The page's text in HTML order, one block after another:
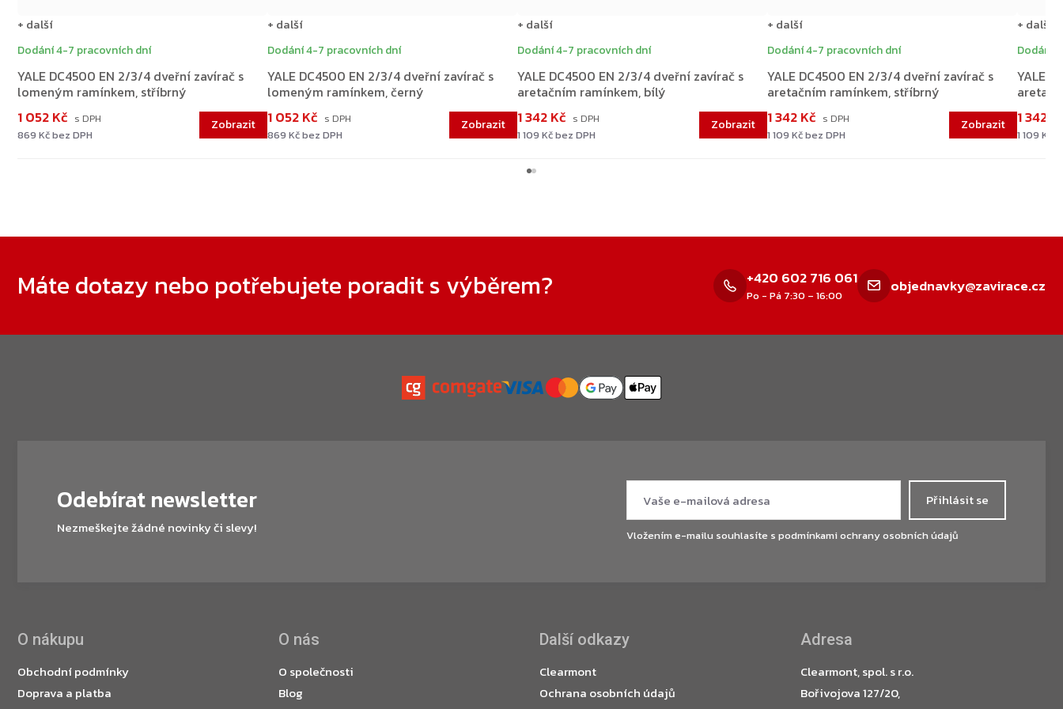
YALE DC4500 EN 2/3/4 dveřní zavírač s
lomeným ramínkem, stříbrný
Dodání 4-7 pracovních dní
869 Kč bez DPH
1 052 Kč
+ další
YALE DC4500 EN 2/3/4 dveřní zavírač s
lomeným ramínkem, černý
Dodání 4-7 pracovních dní
869 Kč bez DPH
1 052 Kč
+ další
YALE DC4500 EN 2/3/4 dveřní zavírač s
aretačním ramínkem, bílý
Dodání 4-7 pracovních dní
1 109 Kč bez DPH
1 342 Kč
+ další
YALE DC4500 EN 2/3/4 dveřní zavírač s
aretačním ramínkem, stříbrný
Dodání 4-7 pracovních dní
1 109 Kč bez DPH
1 342 Kč
+ další
YALE
Dodání
1 109 Kč
1 342
+ další
Máte dotazy nebo potřebujete poradit s výběrem?
+420 602 716 061
Po - Pá 7:30 – 16:00 objednavky@zavirace.cz
Odebírat newsletter
Nezmeškejte žádné novinky či slevy!
Přihlásit se
Vložením e-mailu souhlasíte s podmínkami ochrany osobních údajů
O nákupu
Obchodní podmínky
Doprava a platba
O nás
O společnosti
Blog
Další odkazy
Clearmont
Ochrana osobních údajů
Adresa
Clearmont, spol. s r.o.
Bořivojova 127/20,